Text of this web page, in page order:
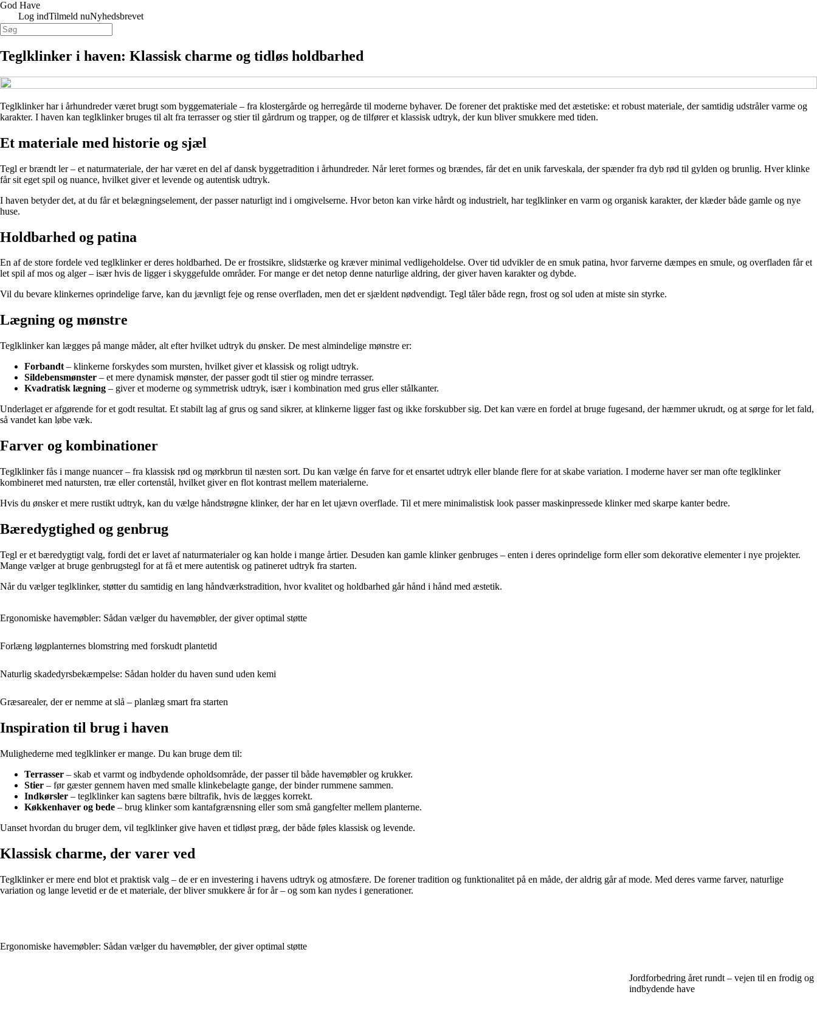
God Have
Log indTilmeld nuNyhedsbrevet
Teglklinker i haven: Klassisk charme og tidløs holdbarhed
Teglklinker har i århundreder været brugt som byggemateriale – fra klostergårde og herregårde til moderne byhaver. De forener det praktiske med det æstetiske: et robust materiale, der samtidig udstråler varme og
karakter. I haven kan teglklinker bruges til alt fra terrasser og stier til gårdrum og trapper, og de tilfører et klassisk udtryk, der kun bliver smukkere med tiden.
Et materiale med historie og sjæl
Tegl er brændt ler – et naturmateriale, der har været en del af dansk byggetradition i århundreder. Når leret formes og brændes, får det en unik farveskala, der spænder fra dyb rød til gylden og brunlig. Hver klinke
får sit eget spil og nuance, hvilket giver et levende og autentisk udtryk.
I haven betyder det, at du får et belægningselement, der passer naturligt ind i omgivelserne. Hvor beton kan virke hårdt og industrielt, har teglklinker en varm og organisk karakter, der klæder både gamle og nye
huse.
Holdbarhed og patina
En af de store fordele ved teglklinker er deres holdbarhed. De er frostsikre, slidstærke og kræver minimal vedligeholdelse. Over tid udvikler de en smuk patina, hvor farverne dæmpes en smule, og overfladen får et
let spil af mos og alger – især hvis de ligger i skyggefulde områder. For mange er det netop denne naturlige aldring, der giver haven karakter og dybde.
Vil du bevare klinkernes oprindelige farve, kan du jævnligt feje og rense overfladen, men det er sjældent nødvendigt. Tegl tåler både regn, frost og sol uden at miste sin styrke.
Lægning og mønstre
Teglklinker kan lægges på mange måder, alt efter hvilket udtryk du ønsker. De mest almindelige mønstre er:
Forbandt – klinkerne forskydes som mursten, hvilket giver et klassisk og roligt udtryk.
Sildebensmønster – et mere dynamisk mønster, der passer godt til stier og mindre terrasser.
Kvadratisk lægning – giver et moderne og symmetrisk udtryk, især i kombination med grus eller stålkanter.
Underlaget er afgørende for et godt resultat. Et stabilt lag af grus og sand sikrer, at klinkerne ligger fast og ikke forskubber sig. Det kan være en fordel at bruge fugesand, der hæmmer ukrudt, og at sørge for let fald,
så vandet kan løbe væk.
Farver og kombinationer
Teglklinker fås i mange nuancer – fra klassisk rød og mørkbrun til næsten sort. Du kan vælge én farve for et ensartet udtryk eller blande flere for at skabe variation. I moderne haver ser man ofte teglklinker
kombineret med natursten, træ eller cortenstål, hvilket giver en flot kontrast mellem materialerne.
Hvis du ønsker et mere rustikt udtryk, kan du vælge håndstrøgne klinker, der har en let ujævn overflade. Til et mere minimalistisk look passer maskinpressede klinker med skarpe kanter bedre.
Bæredygtighed og genbrug
Tegl er et bæredygtigt valg, fordi det er lavet af naturmaterialer og kan holde i mange årtier. Desuden kan gamle klinker genbruges – enten i deres oprindelige form eller som dekorative elementer i nye projekter.
Mange vælger at bruge genbrugstegl for at få et mere autentisk og patineret udtryk fra starten.
Når du vælger teglklinker, støtter du samtidig en lang håndværkstradition, hvor kvalitet og holdbarhed går hånd i hånd med æstetik.
Ergonomiske havemøbler: Sådan vælger du havemøbler, der giver optimal støtte
Forlæng løgplanternes blomstring med forskudt plantetid
Naturlig skadedyrsbekæmpelse: Sådan holder du haven sund uden kemi
Græsarealer, der er nemme at slå – planlæg smart fra starten
Inspiration til brug i haven
Mulighederne med teglklinker er mange. Du kan bruge dem til:
Terrasser – skab et varmt og indbydende opholdsområde, der passer til både havemøbler og krukker.
Stier – før gæster gennem haven med smalle klinkebelagte gange, der binder rummene sammen.
Indkørsler – teglklinker kan sagtens bære biltrafik, hvis de lægges korrekt.
Køkkenhaver og bede – brug klinker som kantafgrænsning eller som små gangfelter mellem planterne.
Uanset hvordan du bruger dem, vil teglklinker give haven et tidløst præg, der både føles klassisk og levende.
Klassisk charme, der varer ved
Teglklinker er mere end blot et praktisk valg – de er en investering i havens udtryk og atmosfære. De forener tradition og funktionalitet på en måde, der aldrig går af mode. Med deres varme farver, naturlige
variation og lange levetid er de et materiale, der bliver smukkere år for år – og som kan nydes i generationer.
Ergonomiske havemøbler: Sådan vælger du havemøbler, der giver optimal støtte
Jordforbedring året rundt – vejen til en frodig og
indbydende have